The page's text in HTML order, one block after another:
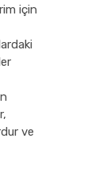
için
ve